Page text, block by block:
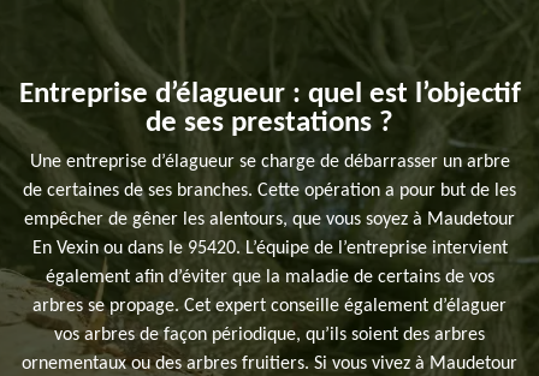
Entreprise d’élagueur : quel est l’objectif
de ses prestations ?
Une entreprise d’élagueur se charge de débarrasser un arbre
de certaines de ses branches. Cette opération a pour but de les
empêcher de gêner les alentours, que vous soyez à Maudetour
En Vexin ou dans le 95420. L’équipe de l’entreprise intervient
également afin d’éviter que la maladie de certains de vos
arbres se propage. Cet expert conseille également d’élaguer
vos arbres de façon périodique, qu’ils soient des arbres
ornementaux ou des arbres fruitiers. Si vous vivez à Maudetour